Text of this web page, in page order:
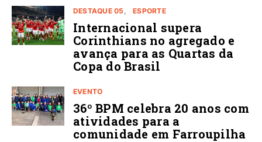
DESTAQUE 05 ESPORTE
Internacional supera
Corinthians no agregado e
avança para as Quartas da
Copa do Brasil
EVENTO
36º BPM celebra 20 anos com
atividades para a
comunidade em Farroupilha